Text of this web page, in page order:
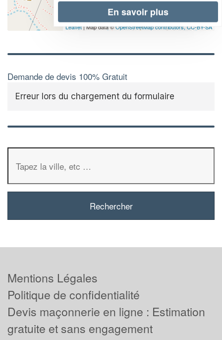
Leaflet| Map data ©OpenStreetMap contributors,CC-BY-SA
Demande de devis 100% Gratuit
Erreur lors du chargement du formulaire
En savoir plus
Mentions Légales
Politique de confidentialité
Devis maçonnerie en ligne : Estimation
gratuite et sans engagement